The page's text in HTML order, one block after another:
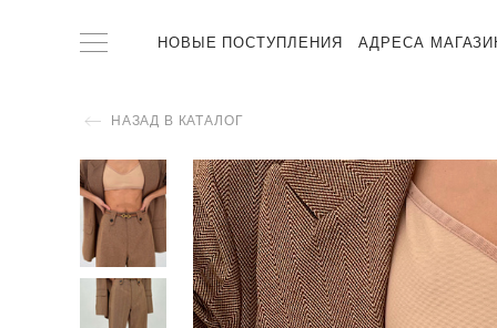
НОВЫЕ ПОСТУПЛЕНИЯ АДРЕСА
НАЗАД В КАТАЛОГ